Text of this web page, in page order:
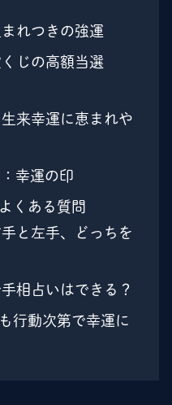
れつきの強運
じの高額当選
来幸運に恵まれや
幸運の印
くある質問
と左手、どっちを
相占いはできる？
行動次第で幸運に